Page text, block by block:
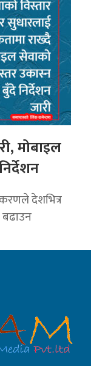
मोबाइल
देशभित्र